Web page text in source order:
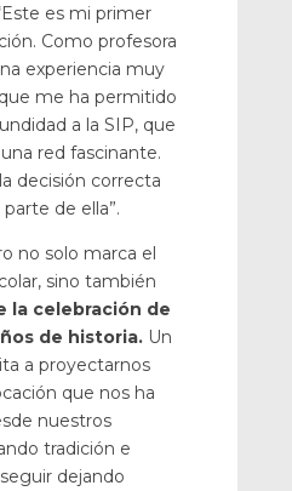
es mi primer
Como profesora
experiencia muy
me ha permitido
a la SIP, que
red fascinante.
decisión correcta
de ella”.
no solo marca el
sino también
la celebración de
de historia.Un
a proyectarnos
que nos ha
nuestros
tradición e
dejando